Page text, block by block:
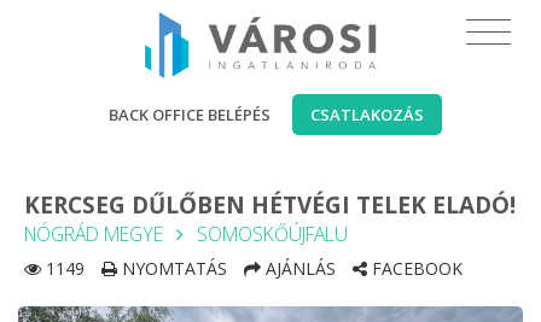
BACK OFFICE BELÉPÉS CSATLAKOZÁS
KERCSEG DŰLŐBEN HÉTVÉGI TELEK ELADÓ!
NÓGRÁD MEGYE SOMOSKŐÚJFALU
1149 NYOMTATÁS AJÁNLÁS FACEBOOK